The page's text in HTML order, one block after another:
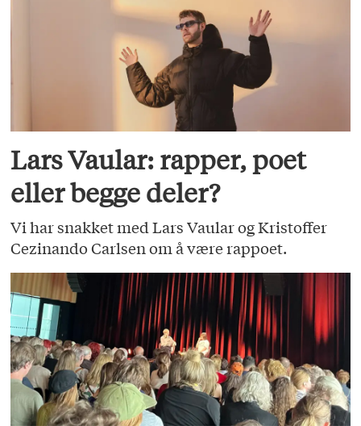
Lars Vaular: rapper, poet
eller begge deler?
Vi har snakket med Lars Vaular og Kristoffer
Cezinando Carlsen om å være rappoet.